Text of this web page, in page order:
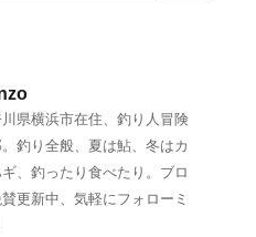
県横浜市在住、釣り人冒険
釣り全般、夏は鮎、冬はカ
、釣ったり食べたり。ブロ
更新中、気軽にフォローミ